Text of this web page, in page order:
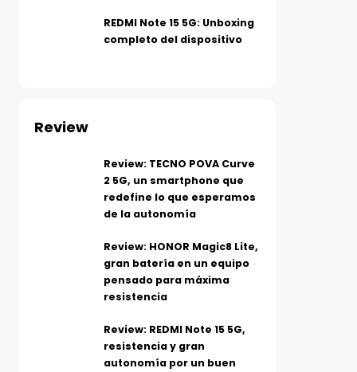
REDMI Note 15 5G: Unboxing
completo del dispositivo
Review
Review: TECNO POVA Curve
2 5G, un smartphone que
redefine lo que esperamos
de la autonomía
Review: HONOR Magic8 Lite,
gran batería en un equipo
pensado para máxima
resistencia
Review: REDMI Note 15 5G,
resistencia y gran
autonomía por un buen